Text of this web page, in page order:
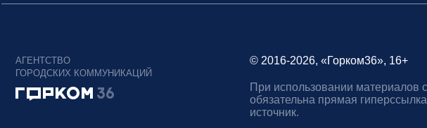
АГЕНТСТВО
ГОРОДСКИХ КОММУНИКАЦИЙ
© 2016-2026, «Горком36», 16+
При использовании материалов
обязательна прямая
источник.